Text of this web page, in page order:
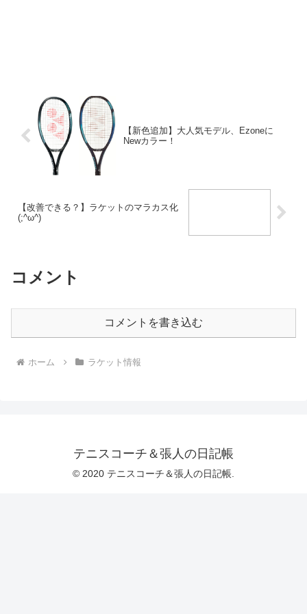
【新色追加】大人気モデル、Ezoneに
Newカラー！
【改善できる？】ラケットのマラカス化
(;^ω^)
コメント
コメントを書き込む
ホーム ラケット情報
テニスコーチ＆張人の日記帳
© 2020 テニスコーチ＆張人の日記帳.